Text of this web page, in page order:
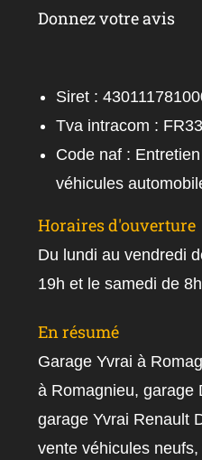
Donnez votre avis
Siret :
Tva intracom :
Code naf :
véhicules
Horaires d'ouverture
Du lundi au vendredi
19h et le samedi de
En résumé
Garage Yvrai à
à Romagnieu, garage
garage Yvrai Renault
vente véhicules